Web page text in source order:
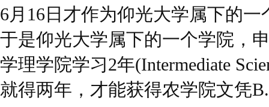
6月16日才作为仰光大学属下的
于是仰光大学属下的一个学院，
学理学院学习2年(Intermediate
就得两年，才能获得农学院文凭